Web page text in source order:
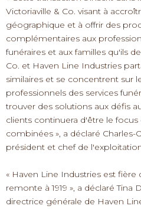
Victoriaville & Co. visant à
géographique et à offrir des
complémentaires aux
funéraires et aux familles qu'ils
Co. et Haven Line Industries
similaires et se concentrent sur
professionnels des services
trouver des solutions aux défis
clients continuera d'être le
combinées », a déclaré Charles-
président et chef de
« Haven Line Industries est fière
remonte à 1919 », a déclaré
directrice générale de Haven